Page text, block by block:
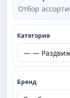
Отбор
Категория
Бренд